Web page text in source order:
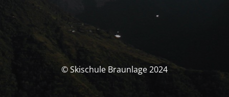
© Skischule Braunlage 2024